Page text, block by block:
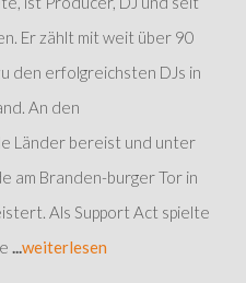
Er zählt mit weit über 90
den erfolgreichsten DJs in
An den
Länder bereist und unter
am Branden-burger Tor in
Als Support Act spielte
weiterlesen